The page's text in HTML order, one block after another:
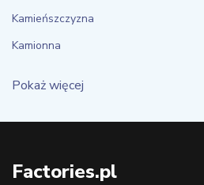
Kamieńszczyzna
Kamionna
Pokaż więcej
Factories.pl